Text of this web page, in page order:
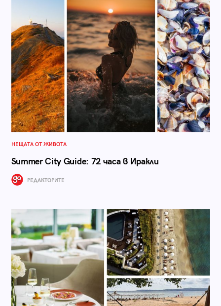
НЕЩАТА ОТ ЖИВОТА
Summer City Guide: 72 часа в Иракли
РЕДАКТОРИТЕ